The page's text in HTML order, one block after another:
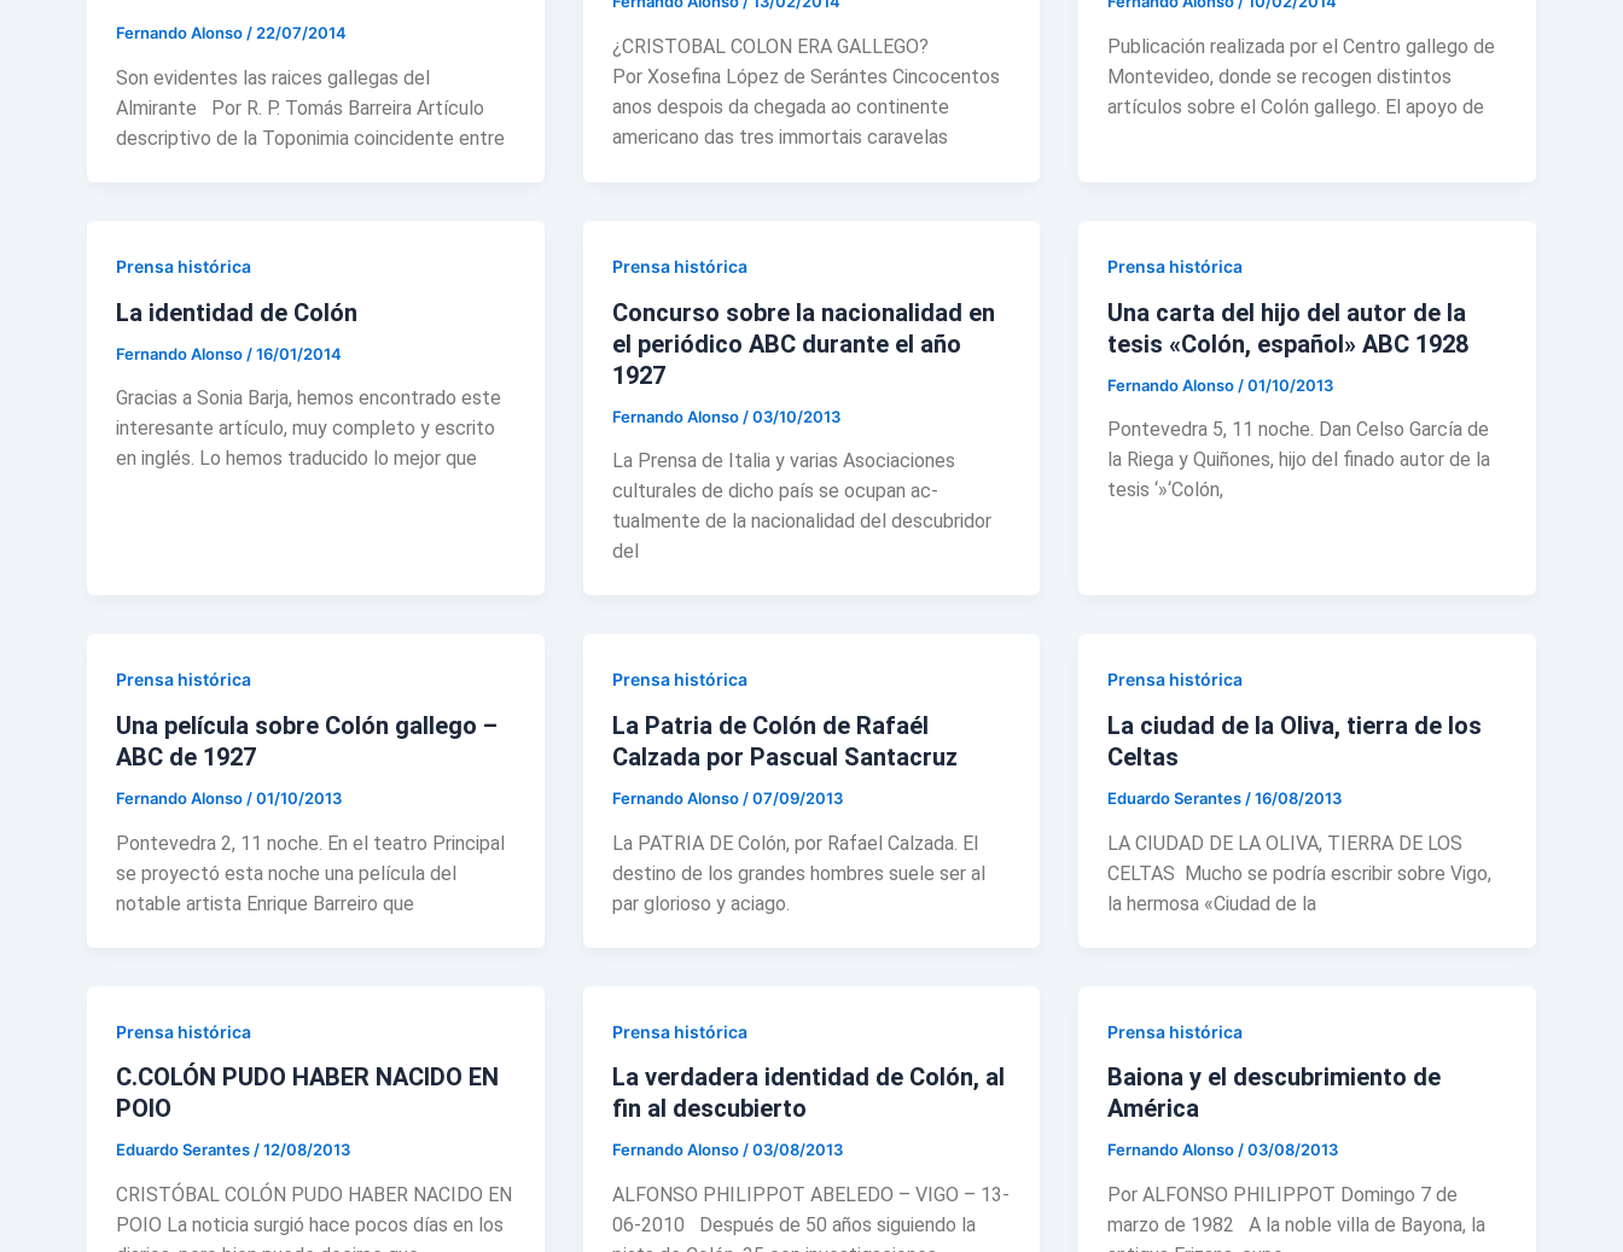
Fernando Alonso / 22/07/2014
Son evidentes las raices gallegas del
Almirante Por R. P. Tomás Barreira Artículo
descriptivo de la Toponimia coincidente entre
¿CRISTOBAL COLON ERA GALLEGO?
Por Xosefina López de Serántes Cincocentos
anos despois da chegada ao continente
americano das tres immortais caravelas
Publicación realizada por el Centro gallego de
Montevideo, donde se recogen distintos
artículos sobre el Colón gallego. El apoyo de
Prensa histórica
La identidad de Colón
Fernando Alonso /16/01/2014
Gracias a Sonia Barja, hemos encontrado este
interesante artículo, muy completo y escrito
en inglés. Lo hemos traducido lo mejor que
Prensa histórica
Concurso sobre la nacionalidad en
el periódico ABC durante el año
1927
Fernando Alonso /03/10/2013
La Prensa de Italia y va­rias Asociaciones
culturales de dicho país se ocupan ac­
tualmente de la nacionali­dad del descubridor
del
Prensa histórica
Una carta del hijo del autor de la
tesis «Colón, español» ABC 1928
Fernando Alonso /01/10/2013
Pontevedra 5, 11 noche. Dan Celso García de
la Riega y Quiñones, hijo del finado autor de la
tesis ‘»‘Colón,
Prensa histórica
Una película sobre Colón gallego –
ABC de 1927
Fernando Alonso /01/10/2013
Pontevedra 2, 11 noche. En el teatro Principal
se proyectó esta noche una pelícu­la del
notable artista Enrique Barreiro que
Prensa histórica
La Patria de Colón de Rafaél
Calzada por Pascual Santacruz
Fernando Alonso /07/09/2013
La PATRIA DE Colón, por Rafael Calzada. El
destino de los grandes hombres suele ser al
par glorioso y aciago.
Prensa histórica
La ciudad de la Oliva, tierra de los
Celtas
Eduardo Serantes /16/08/2013
LA CIUDAD DE LA OLIVA, TIERRA DE LOS
CELTAS Mucho se podría escribir sobre Vigo,
la hermosa «Ciudad de la
Prensa histórica
C.COLÓN PUDO HABER NACIDO EN
POIO
Eduardo Serantes/12/08/2013
CRISTÓBAL COLÓN PUDO HABER NACIDO EN
POIO La noticia surgió hace pocos días en los
Prensa histórica
La verdadera identidad de Colón, al
fin al descubierto
Fernando Alonso/03/08/2013
ALFONSO PHILIPPOT ABELEDO – VIGO – 13-
06-2010 Después de 50 años siguiendo la
Prensa histórica
Baiona y el descubrimiento de
América
Fernando Alonso/03/08/2013
Por ALFONSO PHILIPPOT Domingo 7 de
marzo de 1982 A la noble villa de Bayona, la